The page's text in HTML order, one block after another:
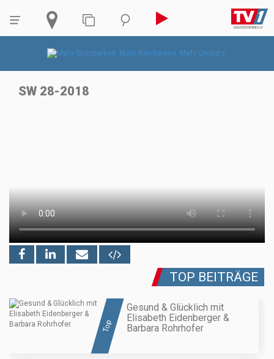
SW 28-2018
TOP BEITRÄGE
Top
Gesund & Glücklich mit
Elisabeth Eidenberger &
Barbara Rohrhofer